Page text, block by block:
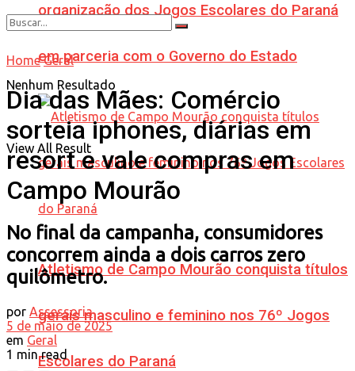
organização dos Jogos Escolares do Paraná
em parceria com o Governo do Estado
Atletismo de Campo Mourão conquista títulos
gerais masculino e feminino nos 76º Jogos
Escolares do Paraná
Nenhum Resultado
View All Result
Home Geral
Dia das Mães: Comércio
sorteia iphones, diárias em
resort e vale compras em
Campo Mourão
No final da campanha, consumidores
concorrem ainda a dois carros zero
quilômetro.
por Assessoria
5 de maio de 2025
em Geral
1 min read